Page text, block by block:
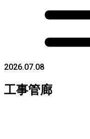
2026.07.08
工事管廊